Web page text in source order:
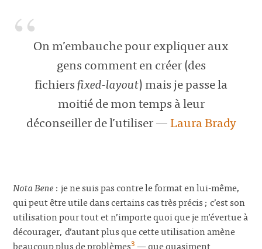
On m’embauche pour expliquer aux
gens comment en créer (des
fichiersfixed-layout) mais je passe la
moitié de mon temps à leur
déconseiller de l’utiliser —Laura Brady
Nota Bene: je ne suis pas contre le format en lui-même,
qui peut être utile dans certains cas très précis ; c’est son
utilisation pour tout et n’importe quoi que je m’évertue à
décourager, d’autant plus que cette utilisation amène
beaucoup plus de problèmes3 — que quasiment